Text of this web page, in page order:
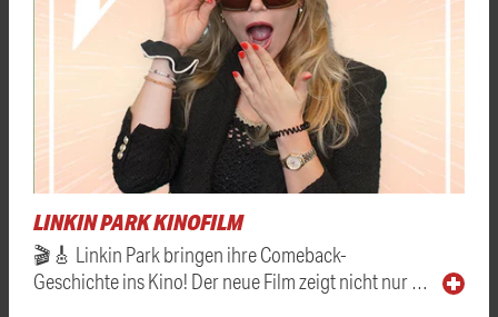
LINKIN PARK KINOFILM
🎬🎸 Linkin Park bringen ihre Comeback-
Geschichte ins Kino! Der neue Film zeigt nicht nur …